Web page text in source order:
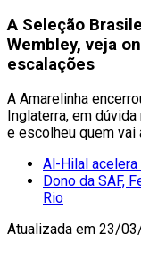
A Seleção
Wembley, veja
escalações
A Amarelinha
Inglaterra, em
e escolheu quem vai
Al-Hilal acelera
Dono da SAF,
Rio
Atualizada em 23/